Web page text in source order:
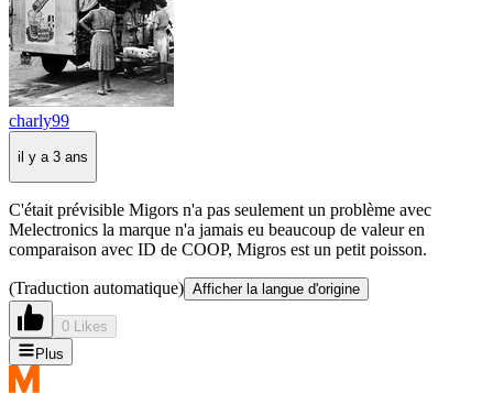
charly99
il y a 3 ans
C'était prévisible Migors n'a pas seulement un problème avec
Melectronics la marque n'a jamais eu beaucoup de valeur en
comparaison avec ID de COOP, Migros est un petit poisson.
(Traduction automatique) Afficher la langue d'origine
0 Likes
Plus